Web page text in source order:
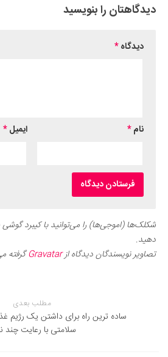
دیدگاهتان را بنویسید
دیدگاه*
نام* ایمیل*
شکلک‌ها (اموجی‌ها) را می‌توانید با کیبرد گوشی
دهید.
تصاویر نویسندگان دیدگاه ازGravatarگرفته
مطلب بعدی
ساده ترین راه برای داشتن یک رژیم
سلامتی با رعایت چند